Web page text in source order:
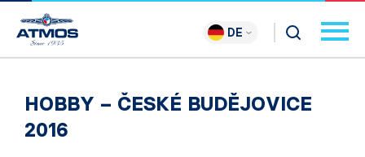
DE
HOBBY – ČESKÉ BUDĚJOVICE
2016